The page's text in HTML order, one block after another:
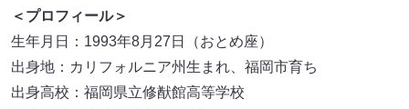
＜プロフィール＞
生年月日：1993年8月27日（おとめ座）
出身地：カリフォルニア州生まれ、福岡市育ち
出身高校：福岡県立修猷館高等学校